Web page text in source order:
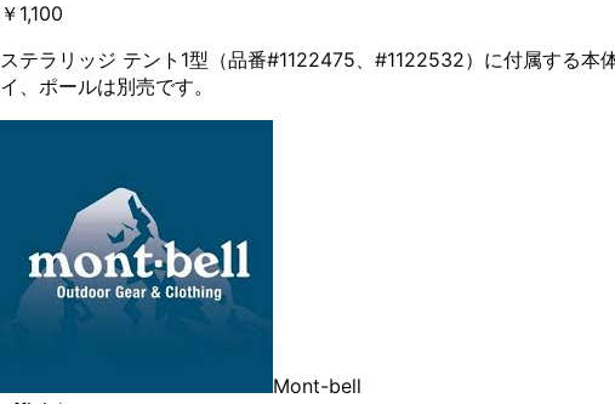
￥1,100
ステラリッジ テント1型（品番#1122475、#1122532）に付属する
イ、ポールは別売です。
Mont-bell